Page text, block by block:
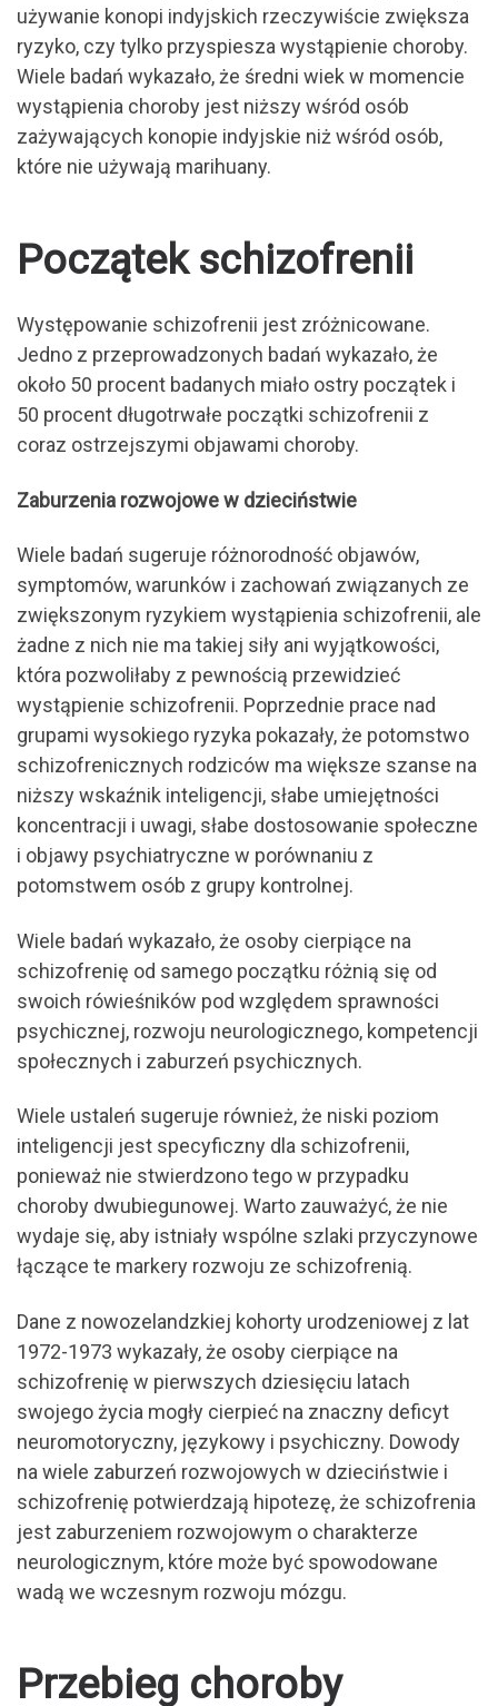
używanie konopi indyjskich rzeczywiście zwiększa
ryzyko, czy tylko przyspiesza wystąpienie choroby.
Wiele badań wykazało, że średni wiek w momencie
wystąpienia choroby jest niższy wśród osób
zażywających konopie indyjskie niż wśród osób,
które nie używają marihuany.
Początek schizofrenii
Występowanie schizofrenii jest zróżnicowane.
Jedno z przeprowadzonych badań wykazało, że
około 50 procent badanych miało ostry początek i
50 procent długotrwałe początki schizofrenii z
coraz ostrzejszymi objawami choroby.
Zaburzenia rozwojowe w dzieciństwie
Wiele badań sugeruje różnorodność objawów,
symptomów, warunków i zachowań związanych ze
zwiększonym ryzykiem wystąpienia schizofrenii, ale
żadne z nich nie ma takiej siły ani wyjątkowości,
która pozwoliłaby z pewnością przewidzieć
wystąpienie schizofrenii. Poprzednie prace nad
grupami wysokiego ryzyka pokazały, że potomstwo
schizofrenicznych rodziców ma większe szanse na
niższy wskaźnik inteligencji, słabe umiejętności
koncentracji i uwagi, słabe dostosowanie społeczne
i objawy psychiatryczne w porównaniu z
potomstwem osób z grupy kontrolnej.
Wiele badań wykazało, że osoby cierpiące na
schizofrenię od samego początku różnią się od
swoich rówieśników pod względem sprawności
psychicznej, rozwoju neurologicznego, kompetencji
społecznych i zaburzeń psychicznych.
Wiele ustaleń sugeruje również, że niski poziom
inteligencji jest specyficzny dla schizofrenii,
ponieważ nie stwierdzono tego w przypadku
choroby dwubiegunowej. Warto zauważyć, że nie
wydaje się, aby istniały wspólne szlaki przyczynowe
łączące te markery rozwoju ze schizofrenią.
Dane z nowozelandzkiej kohorty urodzeniowej z lat
1972-1973 wykazały, że osoby cierpiące na
schizofrenię w pierwszych dziesięciu latach
swojego życia mogły cierpieć na znaczny deficyt
neuromotoryczny, językowy i psychiczny. Dowody
na wiele zaburzeń rozwojowych w dzieciństwie i
schizofrenię potwierdzają hipotezę, że schizofrenia
jest zaburzeniem rozwojowym o charakterze
neurologicznym, które może być spowodowane
wadą we wczesnym rozwoju mózgu.
Przebieg choroby